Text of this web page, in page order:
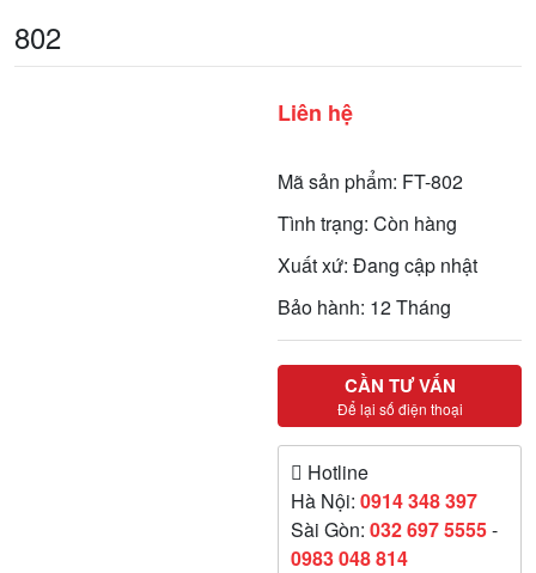
802
Liên hệ
Mã sản phẩm: FT-802
Tình trạng: Còn hàng
Xuất xứ: Đang cập nhật
Bảo hành: 12 Tháng
CẦN TƯ VẤN
Để lại số điện thoại
Hotline
Hà Nội:0914 348 397
Sài Gòn:032 697 5555-
0983 048 814